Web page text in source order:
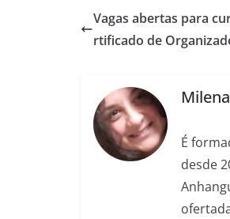
Vagas abertas para
rtificado de
Milena
É
desde